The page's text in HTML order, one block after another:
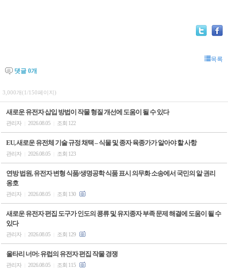
목록
댓글 0개
3,000개(1/150페이지)
새로운 유전자 삽입 방법이 작물 형질 개선에 도움이 될 수 있다
관리자 2026.08.05 조회 122
EU, 새로운 유전체 기술 규정 채택 – 식물 및 종자 육종가가 알아야 할 사항
관리자 2026.08.05 조회 123
연방 법원, 유전자 변형 식품/생명공학 식품 표시 의무화 소송에서 국민의 알 권리
옹호
관리자 2026.08.05 조회 130
새로운 유전자 편집 도구가 인도의 콩류 및 유지종자 부족 문제 해결에 도움이 될 수
있다
관리자 2026.08.05 조회 129
울타리 너머: 유럽의 유전자 편집 작물 경쟁
관리자 2026.08.05 조회 115